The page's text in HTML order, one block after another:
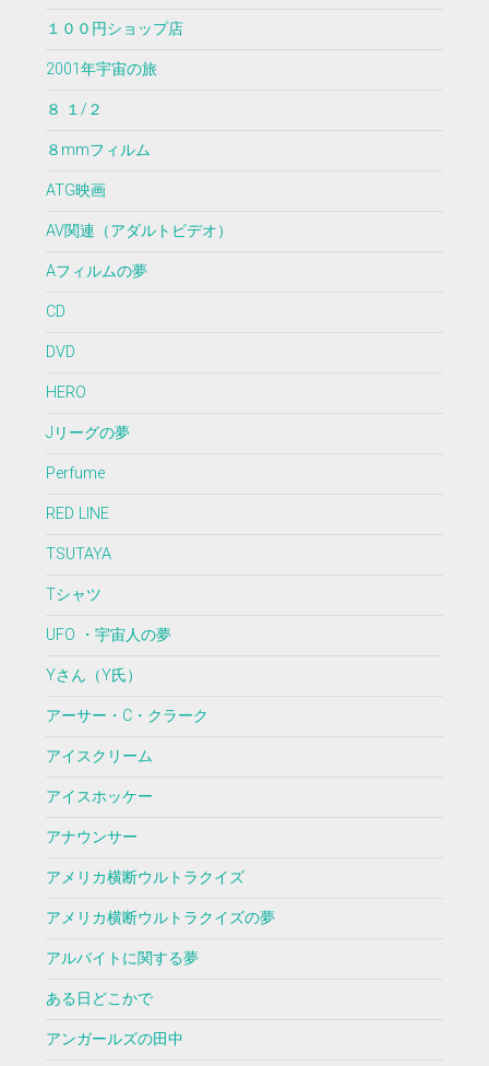
１００円ショップ店
2001年宇宙の旅
８ １/２
８mmフィルム
ATG映画
AV関連（アダルトビデオ）
Aフィルムの夢
CD
DVD
HERO
Jリーグの夢
Perfume
RED LINE
TSUTAYA
Tシャツ
UFO ・宇宙人の夢
Yさん（Y氏）
アーサー・C・クラーク
アイスクリーム
アイスホッケー
アナウンサー
アメリカ横断ウルトラクイズ
アメリカ横断ウルトラクイズの夢
アルバイトに関する夢
ある日どこかで
アンガールズの田中